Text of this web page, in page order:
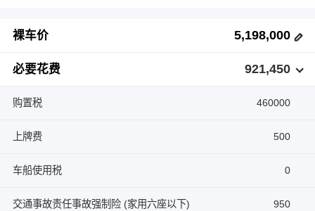
裸车价 5,198,000
必要花费 921,450
购置税 460000
上牌费 500
车船使用税 0
交通事故责任事故强制险 (家用六座以下) 950